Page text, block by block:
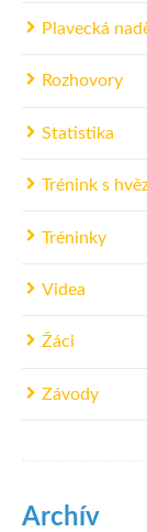
Plavecká
Rozhovory
Statistika
Trénink s
Tréninky
Videa
Žáci
Závody
Archív